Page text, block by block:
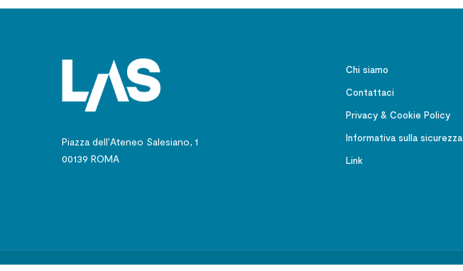
Piazza dell’Ateneo Salesiano, 1
00139 ROMA
Chi siamo
Contattaci
Privacy & Cookie Policy
Informativa sulla sicurezza
Link